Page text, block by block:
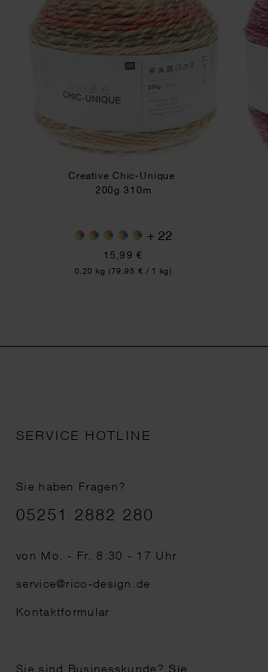
Creative Chic-Unique
200g 310m
+ 22
15,99 €
Inhalt:
0,20 kg (79,95 € / 1 kg)
SERVICE HOTLINE
Sie haben Fragen?
Telefonnummer
05251 2882 280
von Mo. - Fr. 8:30 - 17 Uhr
service@rico-design.de
Kontaktformular
Sie sind Businesskunde?Sie